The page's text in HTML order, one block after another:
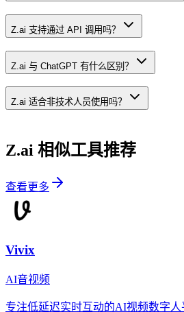
Z.ai 支持通过 API 调用吗？
Z.ai 与 ChatGPT 有什么区别？
Z.ai 适合非技术人员使用吗？
Z.ai 相似工具推荐
查看更多
Vivix
AI音视频
专注低延迟实时互动的AI视频数字人